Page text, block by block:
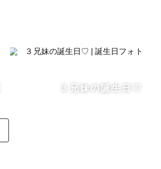
３兄妹の誕生日♡